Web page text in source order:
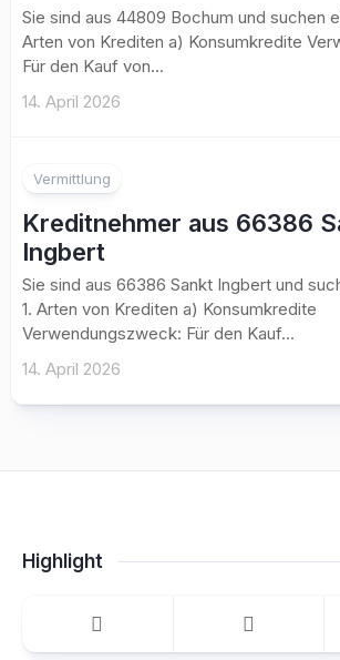
Sie sind aus 44809 Bochum und suchen
Arten von Krediten a) Konsumkredite
Für den Kauf von...
14. April 2026
Vermittlung
Kreditnehmer aus 66386
Ingbert
Sie sind aus 66386 Sankt Ingbert und
1. Arten von Krediten a) Konsumkredite
Verwendungszweck: Für den Kauf...
14. April 2026
Highlight